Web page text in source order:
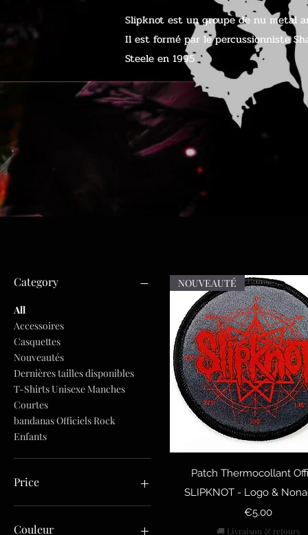
Slipknot est un groupe de nu metal
Il est formé par le percussionniste
Steele en 1995
Category
All
Accessoires
Casquettes
Nouveautés
Dernières tailles disponibles
T-Shirts Unisexe Manches
Courtes
bandanas Officiels Rock
Enfants
Price
Couleur
Quick View
NOUVEAUTÉ
Patch Thermocollant
SLIPKNOT - Logo &
Price
€5.00
🚚 Livraison & retours